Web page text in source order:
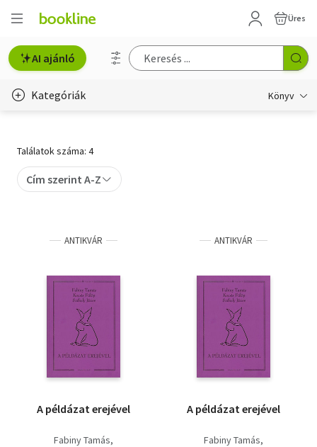
Üres
AI ajánló
Kategóriák Könyv
Gyermek- és ifjúsági
Művészet
Szótár, nyelvkönyv
Tankönyv, segédkönyv
Társadalomtudomány
Természettudomány
Találatok száma: 4
Cím szerint A-Z
ANTIKVÁR
A példázat erejével
Fabiny Tamás
ANTIKVÁR
A példázat erejével
Fabiny Tamás